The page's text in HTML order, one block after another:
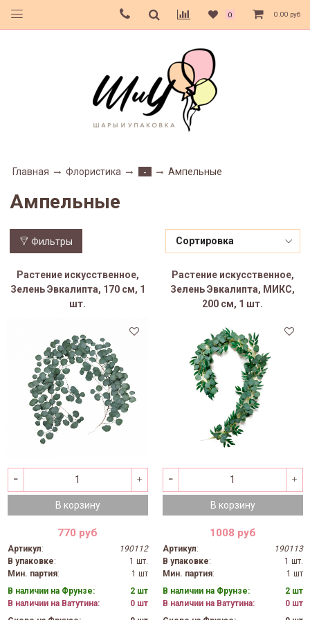
0 0.00 руб
Главная Флористика - Ампельные
Ампельные
Фильтры
Растение искусственное,
Зелень Эвкалипта, 170 см, 1
шт.
В корзину
770 руб
Артикул:
190112
В упаковке:
1 шт.
Мин. партия:
1 шт
В наличии на Фрунзе:
2 шт
В наличии на Ватутина:
0 шт
Растение искусственное,
Зелень Эвкалипта, МИКС,
200 см, 1 шт.
В корзину
1008 руб
Артикул:
190113
В упаковке:
1 шт.
Мин. партия:
1 шт
В наличии на Фрунзе:
2 шт
В наличии на Ватутина:
0 шт